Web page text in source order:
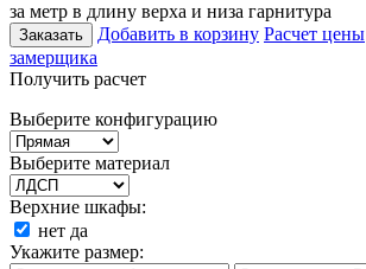
за метр в длину верха и низа гарнитура
Заказать Добавить в корзину Расчет цены
замерщика
Получить расчет
Выберите конфигурацию
Выберите материал
Верхние шкафы:
нет да
Укажите размер: